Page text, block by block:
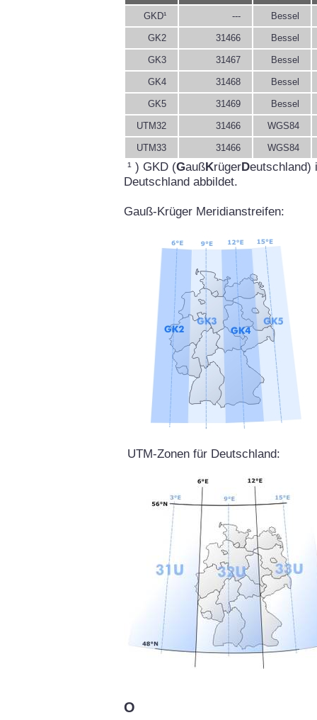
GKD¹ --- Bessel
GK2 31466 Bessel
GK3 31467 Bessel
GK4 31468 Bessel
GK5 31469 Bessel
UTM32 31466 WGS84
UTM33 31466 WGS84
¹ ) GKD (GaußKrügerDeutschland)
Deutschland abbildet.
Gauß-Krüger Meridianstreifen:
UTM-Zonen für Deutschland:
O